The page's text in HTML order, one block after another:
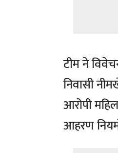
टीम ने
निवासी
आरोपी
आहरण